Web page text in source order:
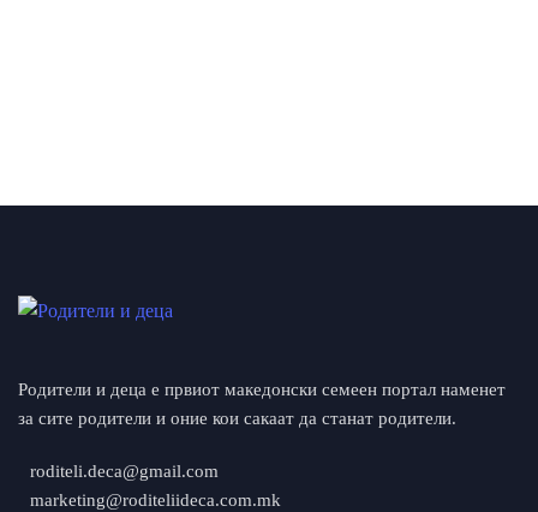
Родители и деца е првиот македонски семеен портал наменет
за сите родители и оние кои сакаат да станат родители.
roditeli.deca@gmail.com
marketing@roditeliideca.com.mk